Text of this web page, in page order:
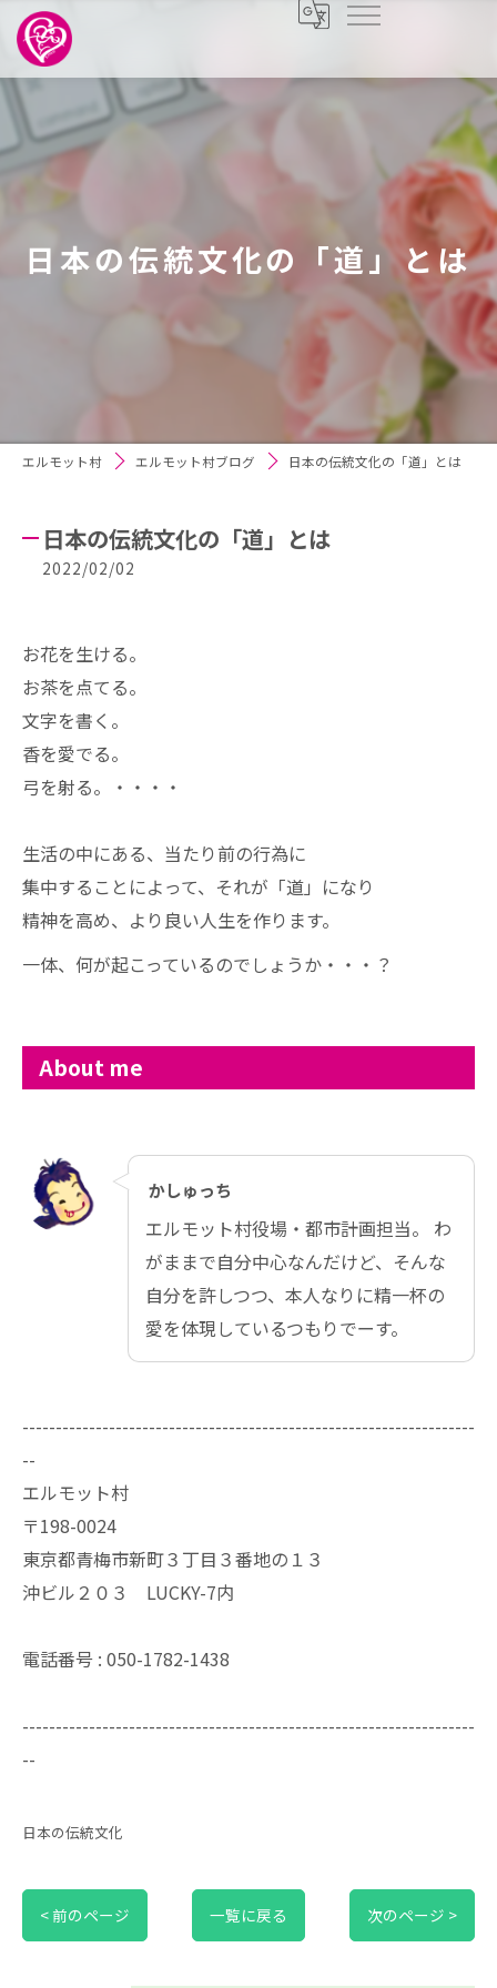
日本の伝統文化の「道」とは
エルモット村 エルモット村ブログ 日本の伝統文化の「道」とは
日本の伝統文化の「道」とは
2022/02/02
お花を生ける。
お茶を点てる。
文字を書く。
香を愛でる。
弓を射る。・・・・
生活の中にある、当たり前の行為に
集中することによって、それが「道」になり
精神を高め、より良い人生を作ります。
一体、何が起こっているのでしょうか・・・？
About me
かしゅっち
エルモット村役場・都市計画担当。 わ
がままで自分中心なんだけど、そんな
自分を許しつつ、本人なりに精一杯の
愛を体現しているつもりでーす。
--------------------------------------------------------------------
--
エルモット村
〒198-0024
東京都青梅市新町３丁目３番地の１３
沖ビル２０３ LUCKY-7内
電話番号 : 050-1782-1438
--------------------------------------------------------------------
--
日本の伝統文化
< 前のページ 一覧に戻る 次のページ >